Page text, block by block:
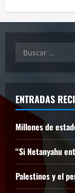
Buscar:
ENTRADAS
Millones de
“Si Netanyahu
Palestinos y el